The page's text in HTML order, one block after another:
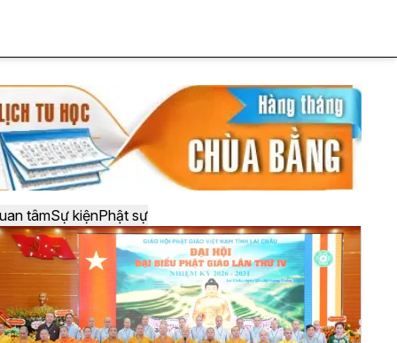
tâmSự kiệnPhật sự